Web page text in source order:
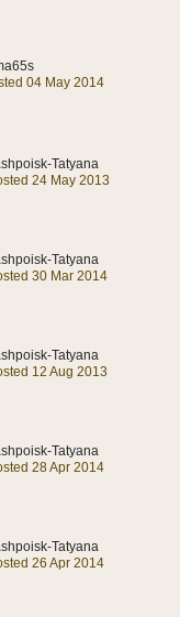
04 May 2014
Tatyana
24 May 2013
Tatyana
30 Mar 2014
Tatyana
12 Aug 2013
Tatyana
28 Apr 2014
Tatyana
26 Apr 2014